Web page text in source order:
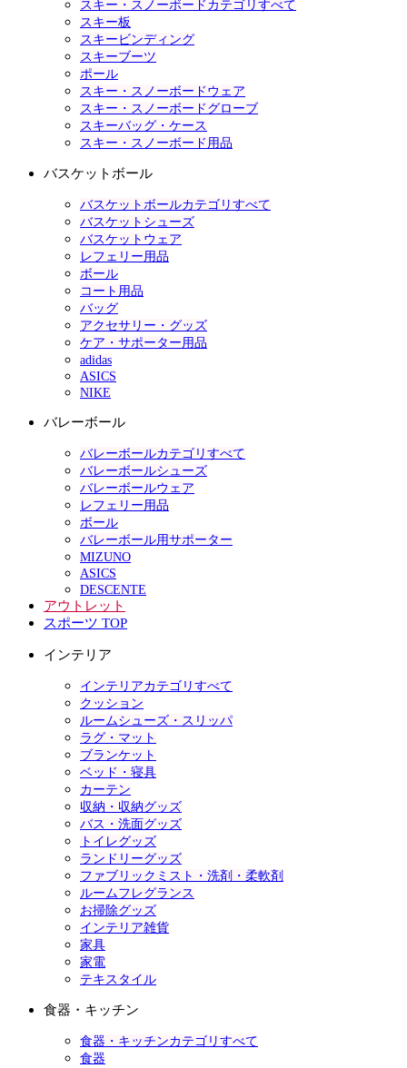
スキー・スノーボードカテゴリすべて
スキー板
スキービンディング
スキーブーツ
ポール
スキー・スノーボードウェア
スキー・スノーボードグローブ
スキーバッグ・ケース
スキー・スノーボード用品
バスケットボール
バスケットボールカテゴリすべて
バスケットシューズ
バスケットウェア
レフェリー用品
ボール
コート用品
バッグ
アクセサリー・グッズ
ケア・サポーター用品
adidas
ASICS
NIKE
バレーボール
バレーボールカテゴリすべて
バレーボールシューズ
バレーボールウェア
レフェリー用品
ボール
バレーボール用サポーター
MIZUNO
ASICS
DESCENTE
アウトレット
スポーツ TOP
インテリア
インテリアカテゴリすべて
クッション
ルームシューズ・スリッパ
ラグ・マット
ブランケット
ベッド・寝具
カーテン
収納・収納グッズ
バス・洗面グッズ
トイレグッズ
ランドリーグッズ
ファブリックミスト・洗剤・柔軟剤
ルームフレグランス
お掃除グッズ
インテリア雑貨
家具
家電
テキスタイル
食器・キッチン
食器・キッチンカテゴリすべて
食器